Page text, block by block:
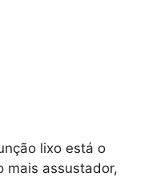
lixo está o
mais assustador,